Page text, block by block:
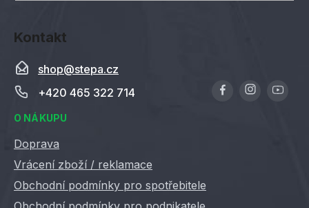
Kontakt
shop@stepa.cz
+420 465 322 714
O NÁKUPU
Doprava
Vrácení zboží / reklamace
Obchodní podmínky pro spotřebitele